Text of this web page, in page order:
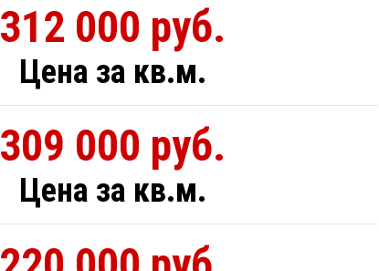
312 000 руб.
Цена за кв.м.
309 000 руб.
Цена за кв.м.